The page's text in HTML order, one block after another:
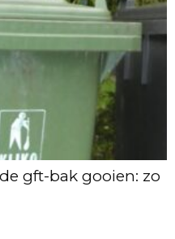
gft-bak gooien: zo